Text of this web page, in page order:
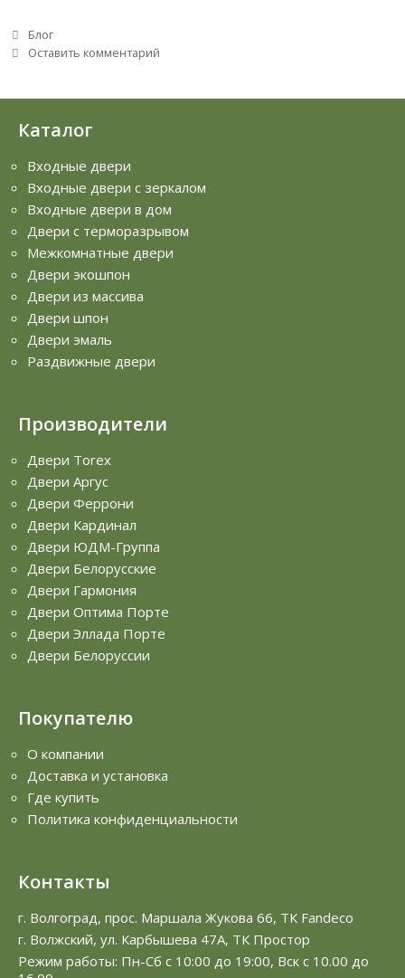
Рубрики
Блог
Оставить комментарий
Каталог
Входные двери
Входные двери с зеркалом
Входные двери в дом
Двери с терморазрывом
Межкомнатные двери
Двери экошпон
Двери из массива
Двери шпон
Двери эмаль
Раздвижные двери
Производители
Двери Torex
Двери Аргус
Двери Феррони
Двери Кардинал
Двери ЮДМ-Группа
Двери Белорусские
Двери Гармония
Двери Оптима Порте
Двери Эллада Порте
Двери Белоруссии
Покупателю
О компании
Доставка и установка
Где купить
Политика конфиденциальности
Контакты
г. Волгоград, прос. Маршала Жукова 66, ТК Fandeco
г. Волжский, ул. Карбышева 47А, ТК Простор
Режим работы: Пн-Сб с 10:00 до 19:00, Вск с 10.00 до